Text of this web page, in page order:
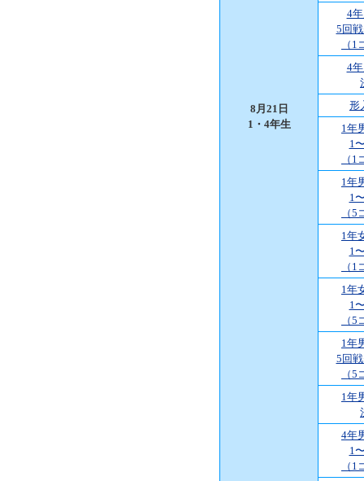
8月21日
1・4年生
4
5回
（
4
形
1年
1
（
1年
1
（
1年
1
（
1年
1
（
1年
5回
（
1年
4年
1
（